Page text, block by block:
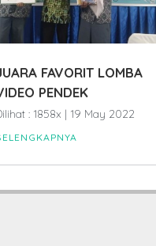
FAVORIT LOMBA
PENDEK
: 1858x | 19 May 2022